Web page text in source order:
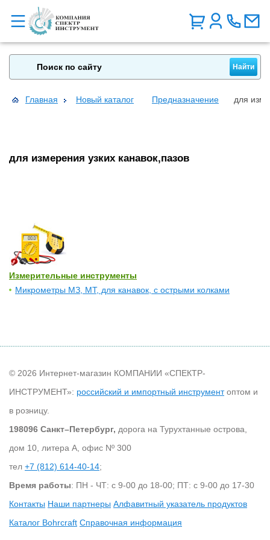
Главная Новый каталог Предназначение для
для измерения узких канавок,пазов
Измерительные инструменты
Микрометры МЗ, МТ, для канавок, с острыми колками
© 2026 Интернет-магазин КОМПАНИИ «СПЕКТР-
ИНСТРУМЕНТ»: российский и импортный инструментоптом и
в розницу.
198096 Санкт–Петербург, дорога на Турухтанные острова,
дом 10, литера А, офис Nº 300
тел +7 (812) 614-40-14;
Время работы: ПН - ЧТ: с 9-00 до 18-00; ПТ: с 9-00 до 17-30
Контакты Наши партнеры Алфавитный указатель продуктов
Каталог Bohrcraft Справочная информация